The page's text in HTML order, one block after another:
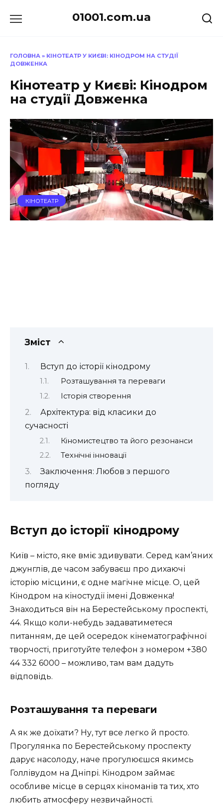
до
01001.com.ua
ГОЛОВНА » КІНОТЕАТР У КИЄВІ: КІНОДРОМ НА СТУДІЇ
ДОВЖЕНКА
Кінотеатр у Києві: Кінодром
на студії Довженка
КІНОТЕАТР
Зміст
Вступ до історії кінодрому
Розташування та переваги
Історія створення
Архітектура: від класики до
сучасності
Кіномистецтво та його резонанси
Технічні інновації
Заключення: Любов з першого
погляду
Вступ до історії кінодрому
Київ – місто, яке вміє здивувати. Серед кам’яних
джунглів, де часом забуваєш про дихаючі
історію місцини, є одне магічне місце. О, цей
Кінодром на кіностудії імені Довженка!
Знаходиться він на Берестейському проспекті,
44. Якщо коли-небудь задаватиметеся
питанням, де цей осередок кінематографічної
творчості, приготуйте телефон з номером +380
44 332 6000 – можливо, там вам дадуть
відповідь.
Розташування та переваги
А як же доїхати? Ну, тут все легко й просто.
Прогулянка по Берестейському проспекту
дарує насолоду, наче прогулюєшся якимсь
Голлівудом на Дніпрі. Кінодром займає
особливе місце в серцях кіноманів та тих, хто
любить атмосферу незвичайності.